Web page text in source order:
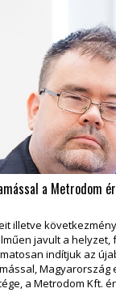
a Metrodom
illetve
javult a helyzet,
indítjuk az
Magyarország
a Metrodom Kft.